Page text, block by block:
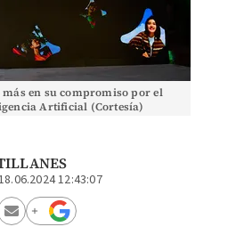
más en su compromiso por el
Artificial (Cortesía)
12:43:07